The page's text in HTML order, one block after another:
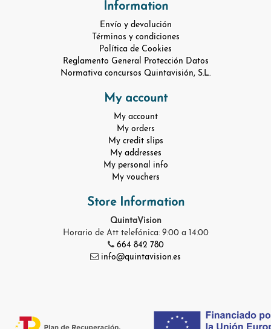
Information
Envío y devolución
Términos y condiciones
Política de Cookies
Reglamento General Protección Datos
Normativa concursos Quintavisión, S.L.
My account
My account
My orders
My credit slips
My addresses
My personal info
My vouchers
Store Information
QuintaVision
Horario de Att telefónica: 9:00 a 14:00
664 842 780
info@quintavision.es